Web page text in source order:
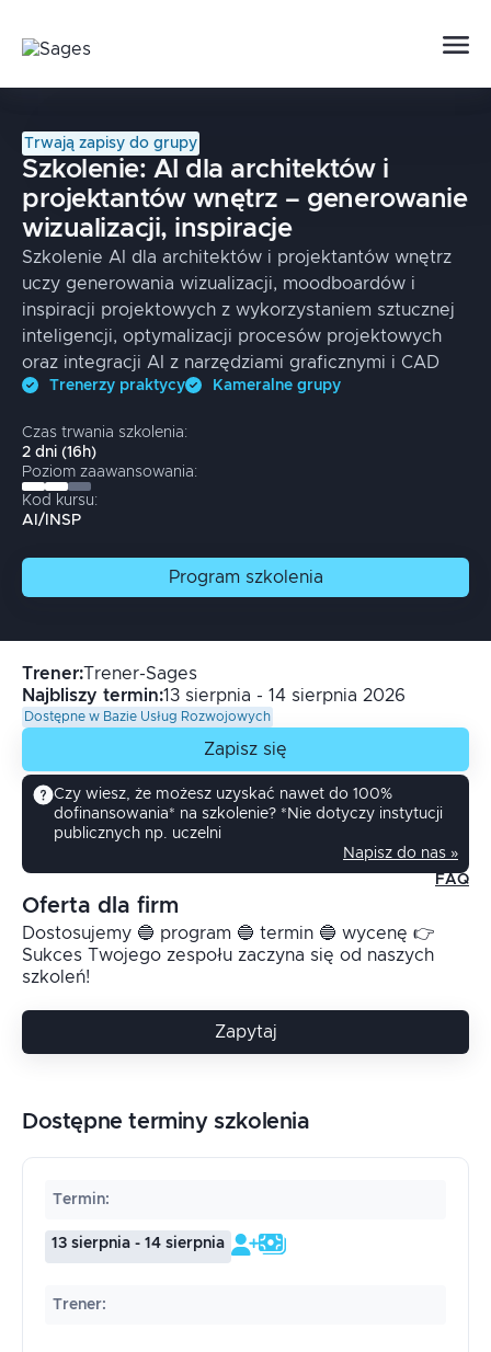
Trwają zapisy do grupy
Szkolenie: AI dla architektów i
projektantów wnętrz – generowanie
wizualizacji, inspiracje
Szkolenie AI dla architektów i projektantów wnętrz
uczy generowania wizualizacji, moodboardów i
inspiracji projektowych z wykorzystaniem sztucznej
inteligencji, optymalizacji procesów projektowych
oraz integracji AI z narzędziami graficznymi i CAD
Trenerzy praktycy Kameralne grupy
Czas trwania szkolenia:
2 dni (16 h)
Poziom zaawansowania:
Kod kursu:
AI/INSP
Program szkolenia
Trener:Trener-Sages
Najbliszy termin:13 sierpnia - 14 sierpnia 2026
Dostępne w Bazie Usług Rozwojowych
Zapisz się
Czy wiesz, że możesz uzyskać nawet do 100%
dofinansowania* na szkolenie? *Nie dotyczy instytucji
publicznych np. uczelni
Napisz do nas »
FAQ
Oferta dla firm
Dostosujemy 🔵 program 🔵 termin 🔵 wycenę 👉
Sukces Twojego zespołu zaczyna się od naszych
szkoleń!
Zapytaj
Dostępne terminy szkolenia
Termin:
13 sierpnia - 14 sierpnia
Trener: